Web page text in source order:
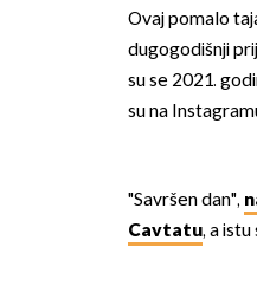
Ovaj pomalo
dugogodišnji
su se 2021.
su na
"Savršen dan",
Cavtatu, a istu